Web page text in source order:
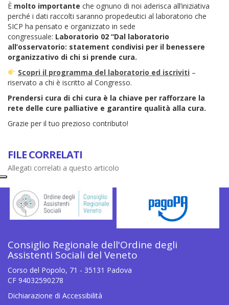
È molto importante che ognuno di noi aderisca all’iniziativa
perché i dati raccolti saranno propedeutici al laboratorio che
SICP ha pensato e organizzato in sede
congressuale: Laboratorio 02 “Dal laboratorio
all’osservatorio: statement condivisi per il benessere
organizzativo di chi si prende cura.
Scopri il programma del laboratorio ed iscriviti –
riservato a chi è iscritto al Congresso.
Prendersi cura di chi cura è la chiave per rafforzare la
rete delle cure palliative e garantire qualità alla cura.
Grazie per il tuo prezioso contributo!
FILE CORRELATI
Allegati correlati a questo articolo
Consiglio Regionale dell'Ordine degli
Assistenti Sociali del Veneto
Corso del Popolo, 71 - 35131 Padova
CF 94032590278
Dichiarazione di Accessibilità